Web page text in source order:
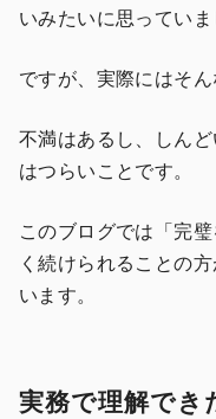
いみたいに思っていま
ですが、実際にはそん
不満はあるし、しん
はつらいことです。
このブログでは「完
く続けられることの
います。
実務で理解でき